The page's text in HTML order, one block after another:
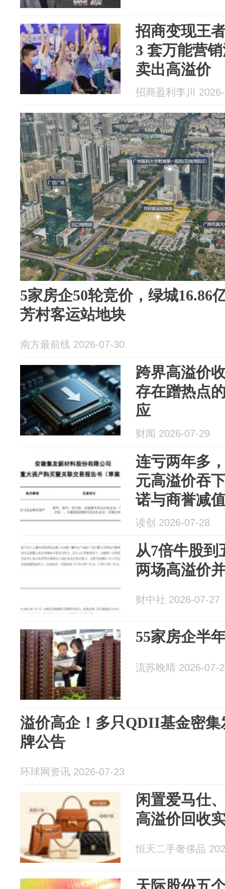
招商变现王
3 套万能营
卖出高溢价
招商盈利李川
5家房企50轮竞价，绿城16.86
芳村客运站地块
南方最前线 2026-07-30
跨界高溢价
存在蹭热点
应
财闻 2026-07-29
连亏两年多
元高溢价吞
诺与商誉减
读创 2026-07-28
从7倍牛股到
两场高溢价
财中社 2026-07-27
55家房企半
流苏晚晴 2026-07-
溢价高企！多只QDII基金密集
牌公告
环球网资讯 2026-07-23
闲置爱马仕
高溢价回收
恒天二手奢侈品
天际股份五